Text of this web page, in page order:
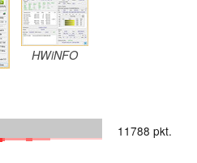
HWiNFO
11788 pkt.